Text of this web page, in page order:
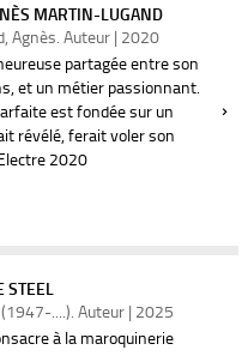
MARTIN-LUGAND
Agnès. Auteur | 2020
partagée entre son
et un métier passionnant.
est fondée sur un
révélé, ferait voler son
2020
....). Auteur | 2025
à la maroquinerie